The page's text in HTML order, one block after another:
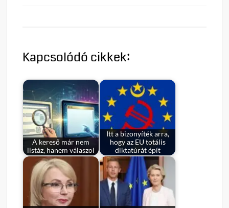
Kapcsolódó cikkek:
A kereső már nem
listáz, hanem válaszol
Itt a bizonyíték arra,
hogy az EU totális
diktatúrát épít